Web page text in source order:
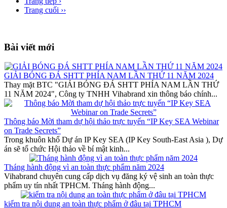
Trang cuối ››
Bài viết mới
GIẢI BÓNG ĐÁ SHTT PHÍA NAM LẦN THỨ 11 NĂM 2024
Thay mặt BTC "GIẢI BÓNG ĐÁ SHTT PHÍA NAM LẦN THỨ
11 NĂM 2024", Công ty TNHH Vihabrand xin thông báo chính...
Thông báo Mời tham dự hội thảo trực tuyến “IP Key SEA Webinar
on Trade Secrets”
Trong khuôn khổ Dự án IP Key SEA (IP Key South-East Asia ), Dự
án sẽ tổ chức Hội thảo về bí mật kinh...
Tháng hành động vì an toàn thực phẩm năm 2024
Vihabrand chuyên cung cấp dịch vụ đăng ký vệ sinh an toàn thực
phẩm uy tín nhất TPHCM. Tháng hành động...
kiểm tra nội dung an toàn thực phẩm ở đâu tại TPHCM